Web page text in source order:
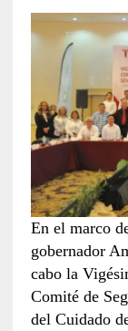
En el marco
gobernador
cabo la
Comité de
del Cuidado